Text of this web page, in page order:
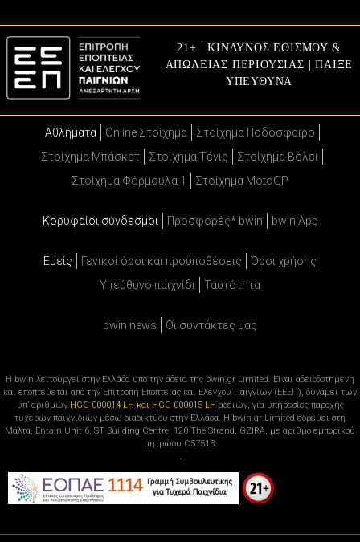
21+ | ΚΙΝΔΥΝΟΣ ΕΘΙΣΜΟΥ &
ΑΠΩΛΕΙΑΣ ΠΕΡΙΟΥΣΙΑΣ | ΠΑΙΞΕ
ΥΠΕΥΘΥΝΑ
Αθλήματα Online Στοίχημα
Στοίχημα Ποδόσφαιρο
Στοίχημα Μπάσκετ
Στοίχημα Τένις
Στοίχημα Βόλει
Στοίχημα Φόρμουλα 1
Στοίχημα MotoGP
Κορυφαίοι σύνδεσμοι Προσφορές* bwin bwin App
Εμείς Γενικοί όροι και προϋποθέσεις
Όροι χρήσης
Υπεύθυνο παιχνίδι
Ταυτότητα
bwin news Oι συντάκτες μας
Η bwin λειτουργεί στην Ελλάδα υπό την άδεια της bwin.gr Limited. Είναι αδειοδοτημένη
και εποπτεύεται από την Επιτροπή Εποπτείας και Ελέγχου Παιγνίων (ΕΕΕΠ), δυνάμει των
υπ’ αριθμών HGC-000014-LH και HGC-000015-LH αδειών, για υπηρεσίες παροχής
τυχερών παιχνιδιών μέσω διαδικτύου στην Ελλάδα. Η bwin.gr Limited εδρεύει στη
Μάλτα, Entain Unit 6, ST Building Centre, 120 The Strand, GZIRA, με αριθμό εμπορικού
μητρώου C57513.
.